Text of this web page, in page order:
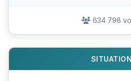
634 798
SITUATION